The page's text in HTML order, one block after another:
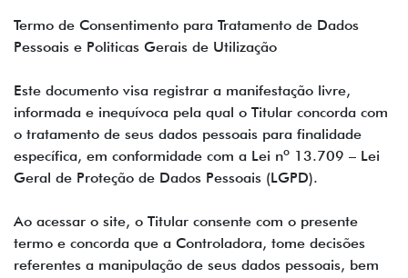
Termo de Consentimento para Tratamento de Dados
Pessoais e Politicas Gerais de Utilização
Este documento visa registrar a manifestação livre,
informada e inequívoca pela qual o Titular concorda com
o tratamento de seus dados pessoais para finalidade
específica, em conformidade com a Lei nº 13.709 – Lei
Geral de Proteção de Dados Pessoais (LGPD).
Ao acessar o site, o Titular consente com o presente
termo e concorda que a Controladora, tome decisões
referentes a manipulação de seus dados pessoais, bem